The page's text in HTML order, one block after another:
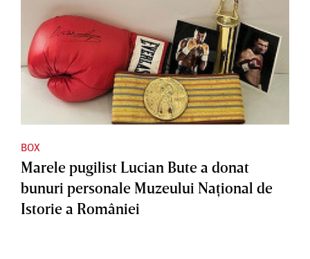
BOX
Marele pugilist Lucian Bute a donat
bunuri personale Muzeului Naţional de
Istorie a României